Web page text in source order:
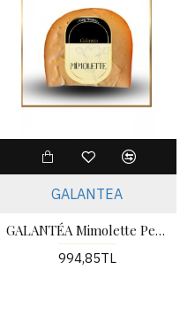
GALANTEA
GALANTÉA Mimolette Peynir -500gr-
994,85TL